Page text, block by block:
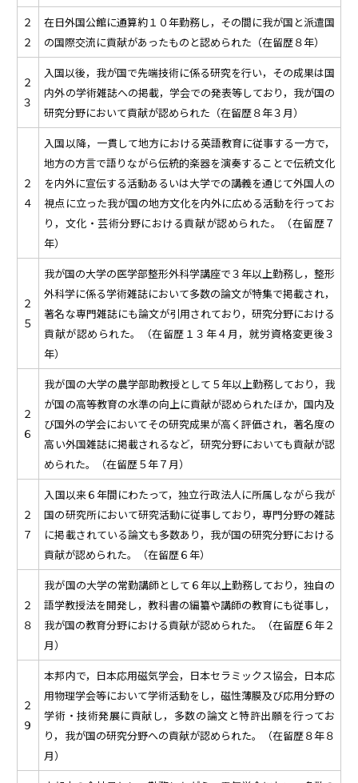
２
２
在日外国公館に通算約１０年勤務し，その間に我が国と派遣国
の国際交流に貢献があったものと認められた（在留歴８年）
２
３
入国以後，我が国で先端技術に係る研究を行い，その成果は国
内外の学術雑誌への掲載，学会での発表等しており，我が国の
研究分野において貢献が認められた（在留歴８年３月）
２
４
入国以降，一貫して地方における英語教育に従事する一方で，
地方の方言で語りながら伝統的楽器を演奏することで伝統文化
を内外に宣伝する活動あるいは大学での講義を通じて外国人の
視点に立った我が国の地方文化を内外に広める活動を行ってお
り，文化・芸術分野における貢献が認められた。（在留歴７
年）
２
５
我が国の大学の医学部整形外科学講座で３年以上勤務し，整形
外科学に係る学術雑誌において多数の論文が特集で掲載され，
著名な専門雑誌にも論文が引用されており，研究分野における
貢献が認められた。（在留歴１３年４月，就労資格変更後３
年）
２
６
我が国の大学の農学部助教授として５年以上勤務しており，我
が国の高等教育の水準の向上に貢献が認められたほか，国内及
び国外の学会においてその研究成果が高く評価され，著名度の
高い外国雑誌に掲載されるなど，研究分野においても貢献が認
められた。（在留歴５年７月）
２
７
入国以来６年間にわたって，独立行政法人に所属しながら我が
国の研究所において研究活動に従事しており，専門分野の雑誌
に掲載されている論文も多数あり，我が国の研究分野における
貢献が認められた。（在留歴６年）
２
８
我が国の大学の常勤講師として６年以上勤務しており，独自の
語学教授法を開発し，教科書の編纂や講師の教育にも従事し，
我が国の教育分野における貢献が認められた。（在留歴６年２
月）
２
９
本邦内で，日本応用磁気学会，日本セラミックス協会，日本応
用物理学会等において学術活動をし，磁性薄膜及び応用分野の
学術・技術発展に貢献し，多数の論文と特許出願を行ってお
り，我が国の研究分野への貢献が認められた。（在留歴８年８
月）